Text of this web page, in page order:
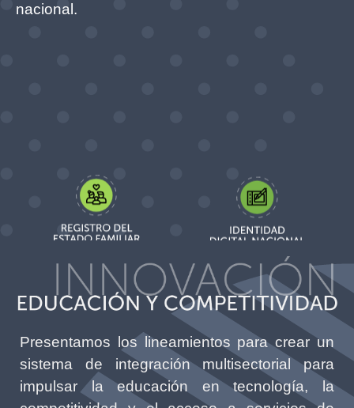
nacional.
Presentamos los lineamientos para crear un
sistema de integración multisectorial para
impulsar la educación en tecnología, la